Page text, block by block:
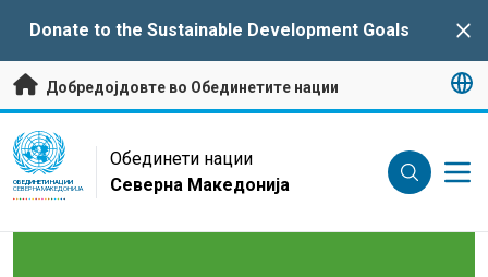
Donate to the Sustainable Development Goals
Добредојдовте во Обединетите нации
UN Logo
ОБЕДИНЕТИ НАЦИИ
СЕВЕРНА МАКЕДОНИЈА
Обединети нации
Северна Македонија